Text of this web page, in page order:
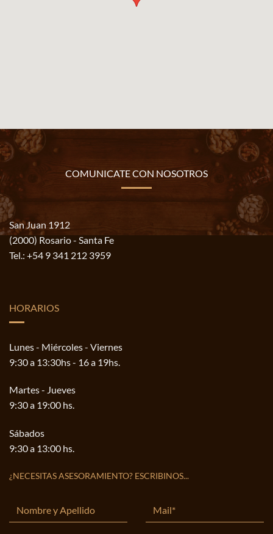
COMUNICATE CON NOSOTROS
San Juan 1912
(2000) Rosario - Santa Fe
Tel.: +54 9 341 212 3959
HORARIOS
Lunes - Miércoles - Viernes
9:30 a 13:30hs - 16 a 19hs.
Martes - Jueves
9:30 a 19:00 hs.
Sábados
9:30 a 13:00 hs.
¿NECESITAS ASESORAMIENTO? ESCRIBINOS...